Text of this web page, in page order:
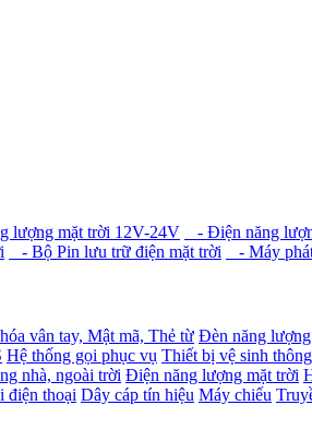
lượng mặt trời 12V-24V - Điện năng
- Bộ Pin lưu trữ điện mặt trời - Máy
vân tay, Mật mã, Thẻ từ Đèn năng
Hệ thống gọi phục vụ Thiết bị vệ sinh
nhà, ngoài trời Điện năng lượng mặt trời
điện thoại Dây cáp tín hiệu Máy chiếu